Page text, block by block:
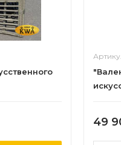
49